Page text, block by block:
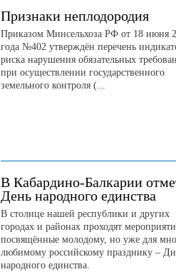
Признаки неплодородия
Приказом Минсельхоза РФ от 18 июня
года №402 утверждён перечень
риска нарушения обязательных
при осуществлении государственного
земельного контроля (...
В Кабардино-Балкарии
День народного единства
В столице нашей республики и других
городах и районах проходят
посвящённые молодому, но уже для
любимому российскому празднику –
народного единства.